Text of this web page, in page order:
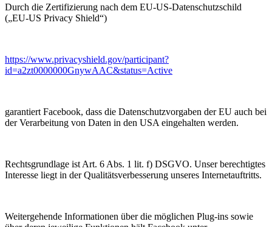
Durch die Zertifizierung nach dem EU-US-Datenschutzschild
(„EU-US Privacy Shield“)
https://www.privacyshield.gov/participant?
id=a2zt0000000GnywAAC&status=Active
garantiert Facebook, dass die Datenschutzvorgaben der EU auch bei
der Verarbeitung von Daten in den USA eingehalten werden.
Rechtsgrundlage ist Art. 6 Abs. 1 lit. f) DSGVO. Unser berechtigtes
Interesse liegt in der Qualitätsverbesserung unseres Internetauftritts.
Weitergehende Informationen über die möglichen Plug-ins sowie